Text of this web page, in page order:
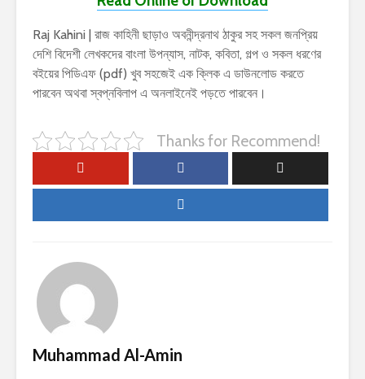
Raj Kahini | রাজ কাহিনী ছাড়াও অবনীন্দ্রনাথ ঠাকুর সহ সকল জনপ্রিয়
দেশি বিদেশী লেখকদের বাংলা উপন্যাস, নাটক, কবিতা, গল্প ও সকল ধরণের
বইয়ের পিডিএফ (pdf) খুব সহজেই এক ক্লিক এ ডাউনলোড করতে
পারবেন অথবা স্বপ্নবিলাপ এ অনলাইনেই পড়তে পারবেন।
Thanks for Recommend!
Muhammad Al-Amin